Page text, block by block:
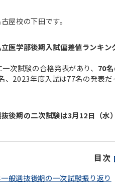
屋校の下田です。
医学部後期入試偏差値ランキ
次試験の合格発表があり、 70
、2023年度入試は77名の発表
後期の二次試験は3月12日（水）
目次
般選抜後期の一次試験振り返り